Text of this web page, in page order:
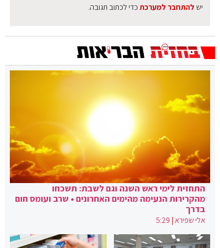
יש להתחבר למערכתכדי לכתוב תגובה.
התחזית לימי ראש השנה וגם לשבת: תשכחו
מהקרירות הנעימה מהימים האחרונים • שרב ועומס חום
בדרך
אלי שפירא|
5:29